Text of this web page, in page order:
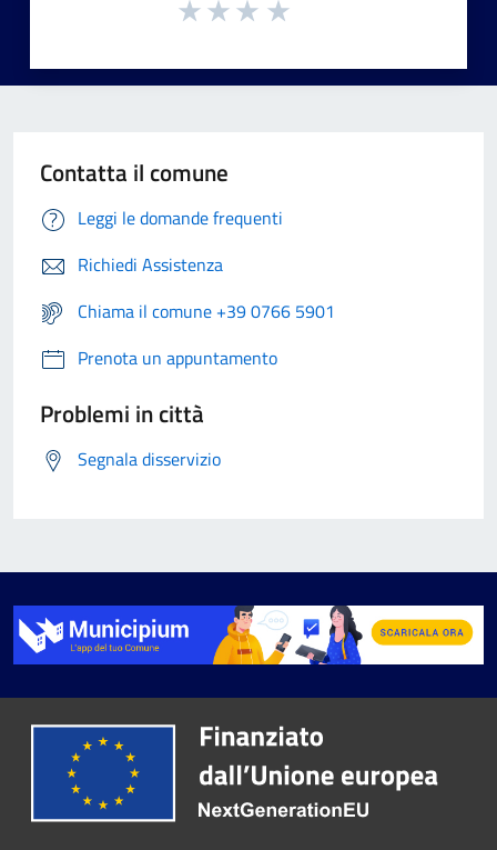
Contatta il comune
Leggi le domande frequenti
Richiedi Assistenza
Chiama il comune +39 0766 5901
Prenota un appuntamento
Problemi in città
Segnala disservizio